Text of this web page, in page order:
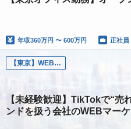
年収360万円 〜 600万円 正社員
【東京】WEBマーケター
【未経験歓迎】TikTokで“売
ンドを扱う会社のWEBマー